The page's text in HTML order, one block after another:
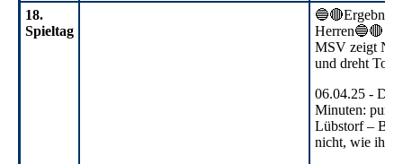
18.
Spieltag
Herren🔵🔴
MSV zeigt
und dreht
06.04.25 - Die
Minuten: pure
Lübstorf –
nicht, wie